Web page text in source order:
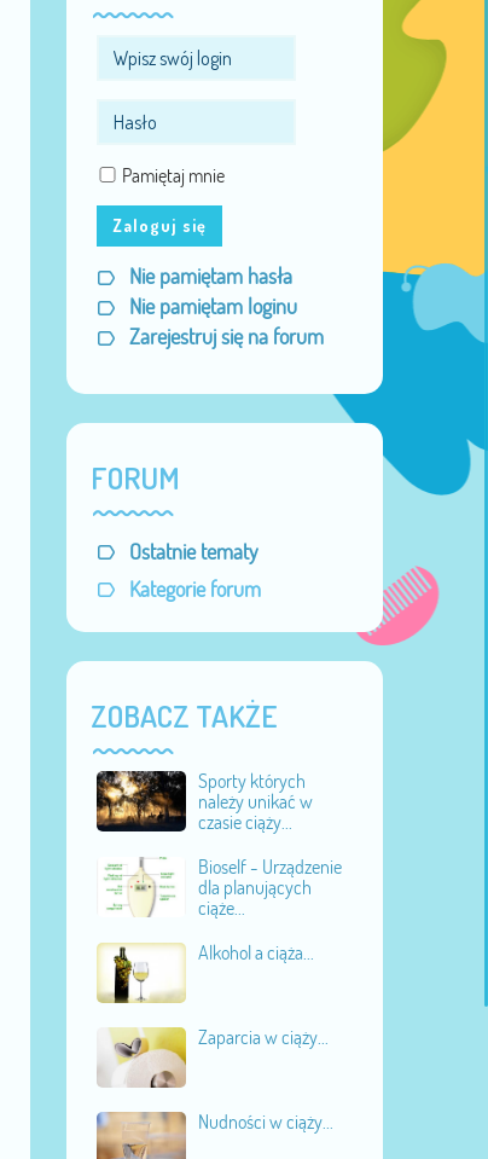
Pamiętaj mnie
Zaloguj się
Nie pamiętam hasła
Nie pamiętam loginu
Zarejestruj się na forum
FORUM
Ostatnie tematy
Kategorie forum
ZOBACZ TAKŻE
Sporty których
należy unikać w
czasie ciąży...
Bioself - Urządzenie
dla planujących
ciąże...
Alkohol a ciąża...
Zaparcia w ciąży...
Nudności w ciąży...